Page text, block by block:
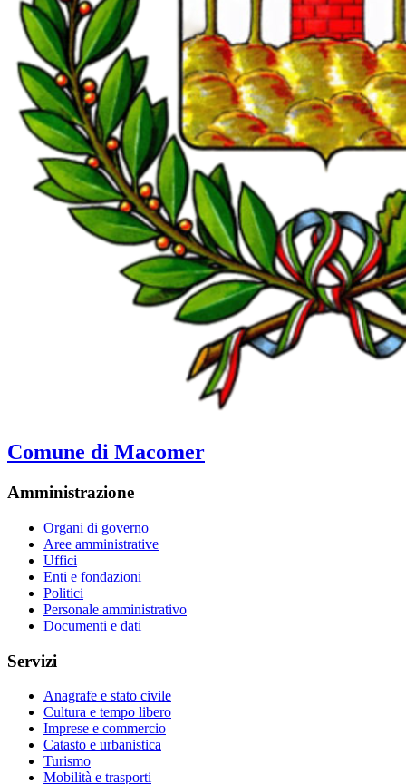
Comune di Macomer
Amministrazione
Organi di governo
Aree amministrative
Uffici
Enti e fondazioni
Politici
Personale amministrativo
Documenti e dati
Servizi
Anagrafe e stato civile
Cultura e tempo libero
Imprese e commercio
Catasto e urbanistica
Turismo
Mobilità e trasporti